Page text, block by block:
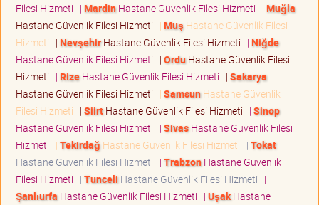
Filesi Hizmeti | MardinHastane Güvenlik Filesi Hizmeti | Muğla
Hastane Güvenlik Filesi Hizmeti | Muş Hastane Güvenlik Filesi
Hizmeti | NevşehirHastane Güvenlik Filesi Hizmeti | Niğde
Hastane Güvenlik Filesi Hizmeti | OrduHastane Güvenlik Filesi
Hizmeti | RizeHastane Güvenlik Filesi Hizmeti | Sakarya
Hastane Güvenlik Filesi Hizmeti | SamsunHastane Güvenlik
Filesi Hizmeti | SiirtHastane Güvenlik Filesi Hizmeti | Sinop
Hastane Güvenlik Filesi Hizmeti | SivasHastane Güvenlik Filesi
Hizmeti | Tekirdağ Hastane Güvenlik Filesi Hizmeti | Tokat
Hastane Güvenlik Filesi Hizmeti | TrabzonHastane Güvenlik
Filesi Hizmeti | Tunceli Hastane Güvenlik Filesi Hizmeti |
Şanlıurfa Hastane Güvenlik Filesi Hizmeti | UşakHastane